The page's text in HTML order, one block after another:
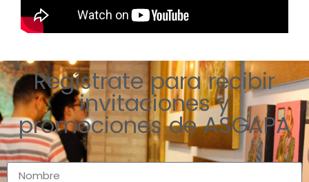
Regístrate para recibir
invitaciones y
promociones de ASGAPA